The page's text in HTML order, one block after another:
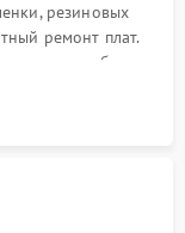
резиновых
ремонт плат.
и линз блока
и пыли.